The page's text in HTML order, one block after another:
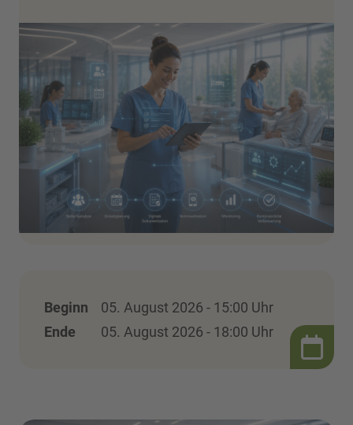
Beginn
05. August 2026 - 15:00 Uhr
Ende
05. August 2026 - 18:00 Uhr